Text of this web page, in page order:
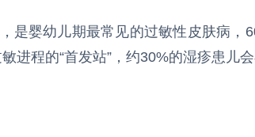
是婴幼儿期最常见的过敏性皮肤病
进程的“首发站”，约30%的湿疹患儿